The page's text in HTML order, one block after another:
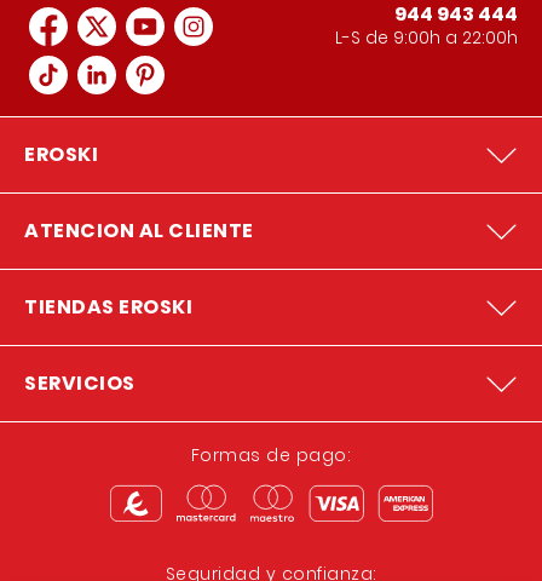
944 943 444
L-S de 9:00h a 22:00h
EROSKI
ATENCION AL CLIENTE
TIENDAS EROSKI
SERVICIOS
Formas de pago:
Seguridad y confianza: